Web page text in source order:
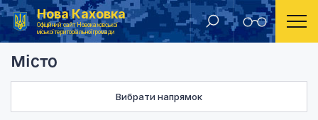
Нова Каховка
Офіційний сайт Новокаховської
міської територіальної громади
Головна Місто У Новокаховській
Місто
Вибрати напрямок